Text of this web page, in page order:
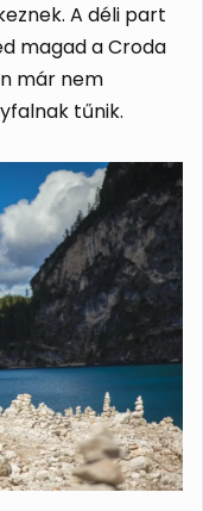
A déli part
magad a Croda
már nem
tűnik.